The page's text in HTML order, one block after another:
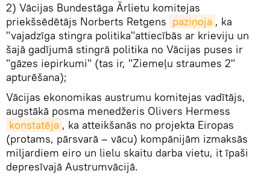
2) Vācijas Bundestāga Ārlietu komitejas
priekšsēdētājs Norberts Retgens paziņoja , ka
"vajadzīga stingra politika"attiecībās ar krieviju un
šajā gadījumā stingrā politika no Vācijas puses ir
"gāzes iepirkumi" (tas ir, "Ziemeļu straumes 2"
apturēšana);
Vācijas ekonomikas austrumu komitejas vadītājs,
augstākā posma menedžeris Olivers Hermess
konstatēja , ka atteikšanās no projekta Eiropas
(protams, pārsvarā – vācu) kompānijām izmaksās
miljardiem eiro un lielu skaitu darba vietu, it īpaši
depresīvajā Austrumvācijā.